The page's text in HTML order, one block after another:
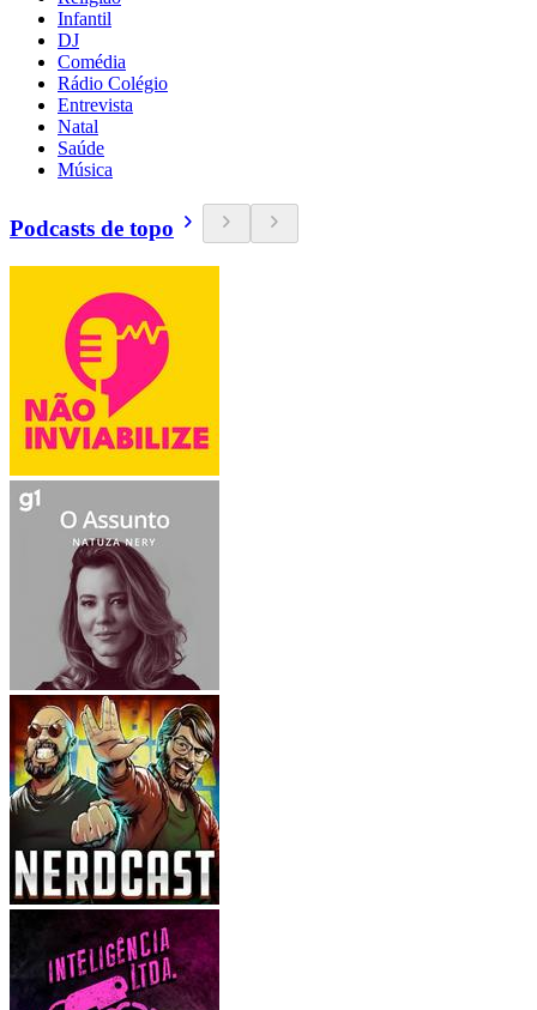
Infantil
DJ
Comédia
Rádio Colégio
Entrevista
Natal
Saúde
Música
Podcasts de topo